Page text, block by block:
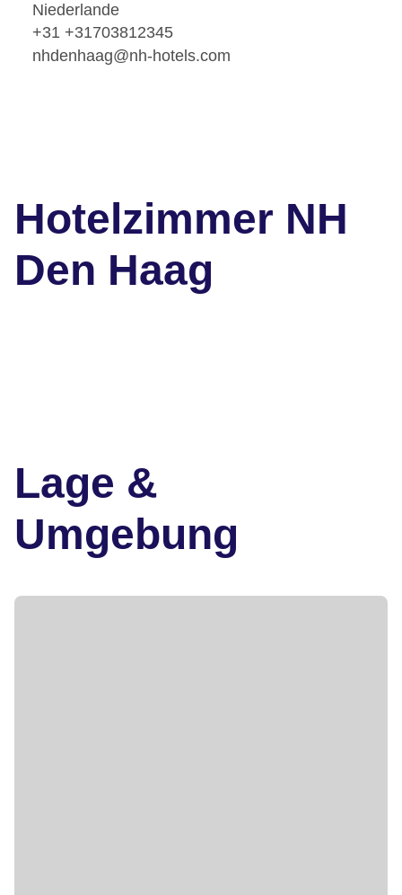
Niederlande
+31 +31703812345
nhdenhaag@nh-hotels.com
Hotelzimmer NH
Den Haag
Lage &
Umgebung